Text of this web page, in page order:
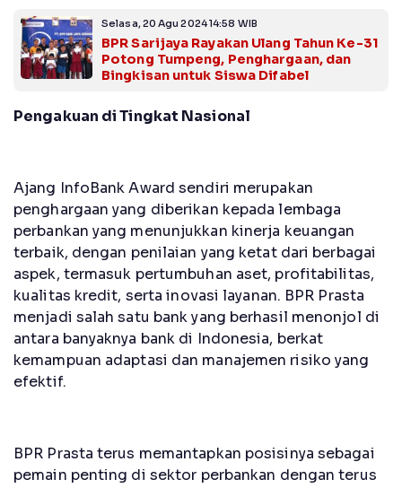
Selasa, 20 Agu 2024 14:58 WIB
BPR Sarijaya Rayakan Ulang Tahun Ke-31
Potong Tumpeng, Penghargaan, dan
Bingkisan untuk Siswa Difabel
Pengakuan di Tingkat Nasional
Ajang InfoBank Award sendiri merupakan
penghargaan yang diberikan kepada lembaga
perbankan yang menunjukkan kinerja keuangan
terbaik, dengan penilaian yang ketat dari berbagai
aspek, termasuk pertumbuhan aset, profitabilitas,
kualitas kredit, serta inovasi layanan. BPR Prasta
menjadi salah satu bank yang berhasil menonjol di
antara banyaknya bank di Indonesia, berkat
kemampuan adaptasi dan manajemen risiko yang
efektif.
BPR Prasta terus memantapkan posisinya sebagai
pemain penting di sektor perbankan dengan terus